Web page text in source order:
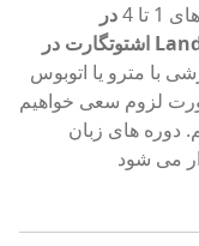
تا 4
در
اشتوتگارت در Landessportschule در Ruit (Ostfildern)
با مترو یا اتوبوس
لزوم سعی خواهیم
دوره های زبان